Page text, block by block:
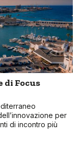
di Focus
per
di incontro più